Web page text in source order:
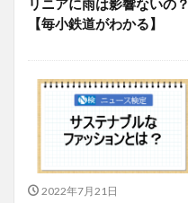
リニアに雨は影響ないの？
【毎小鉄道がわかる】
2022年7月21日